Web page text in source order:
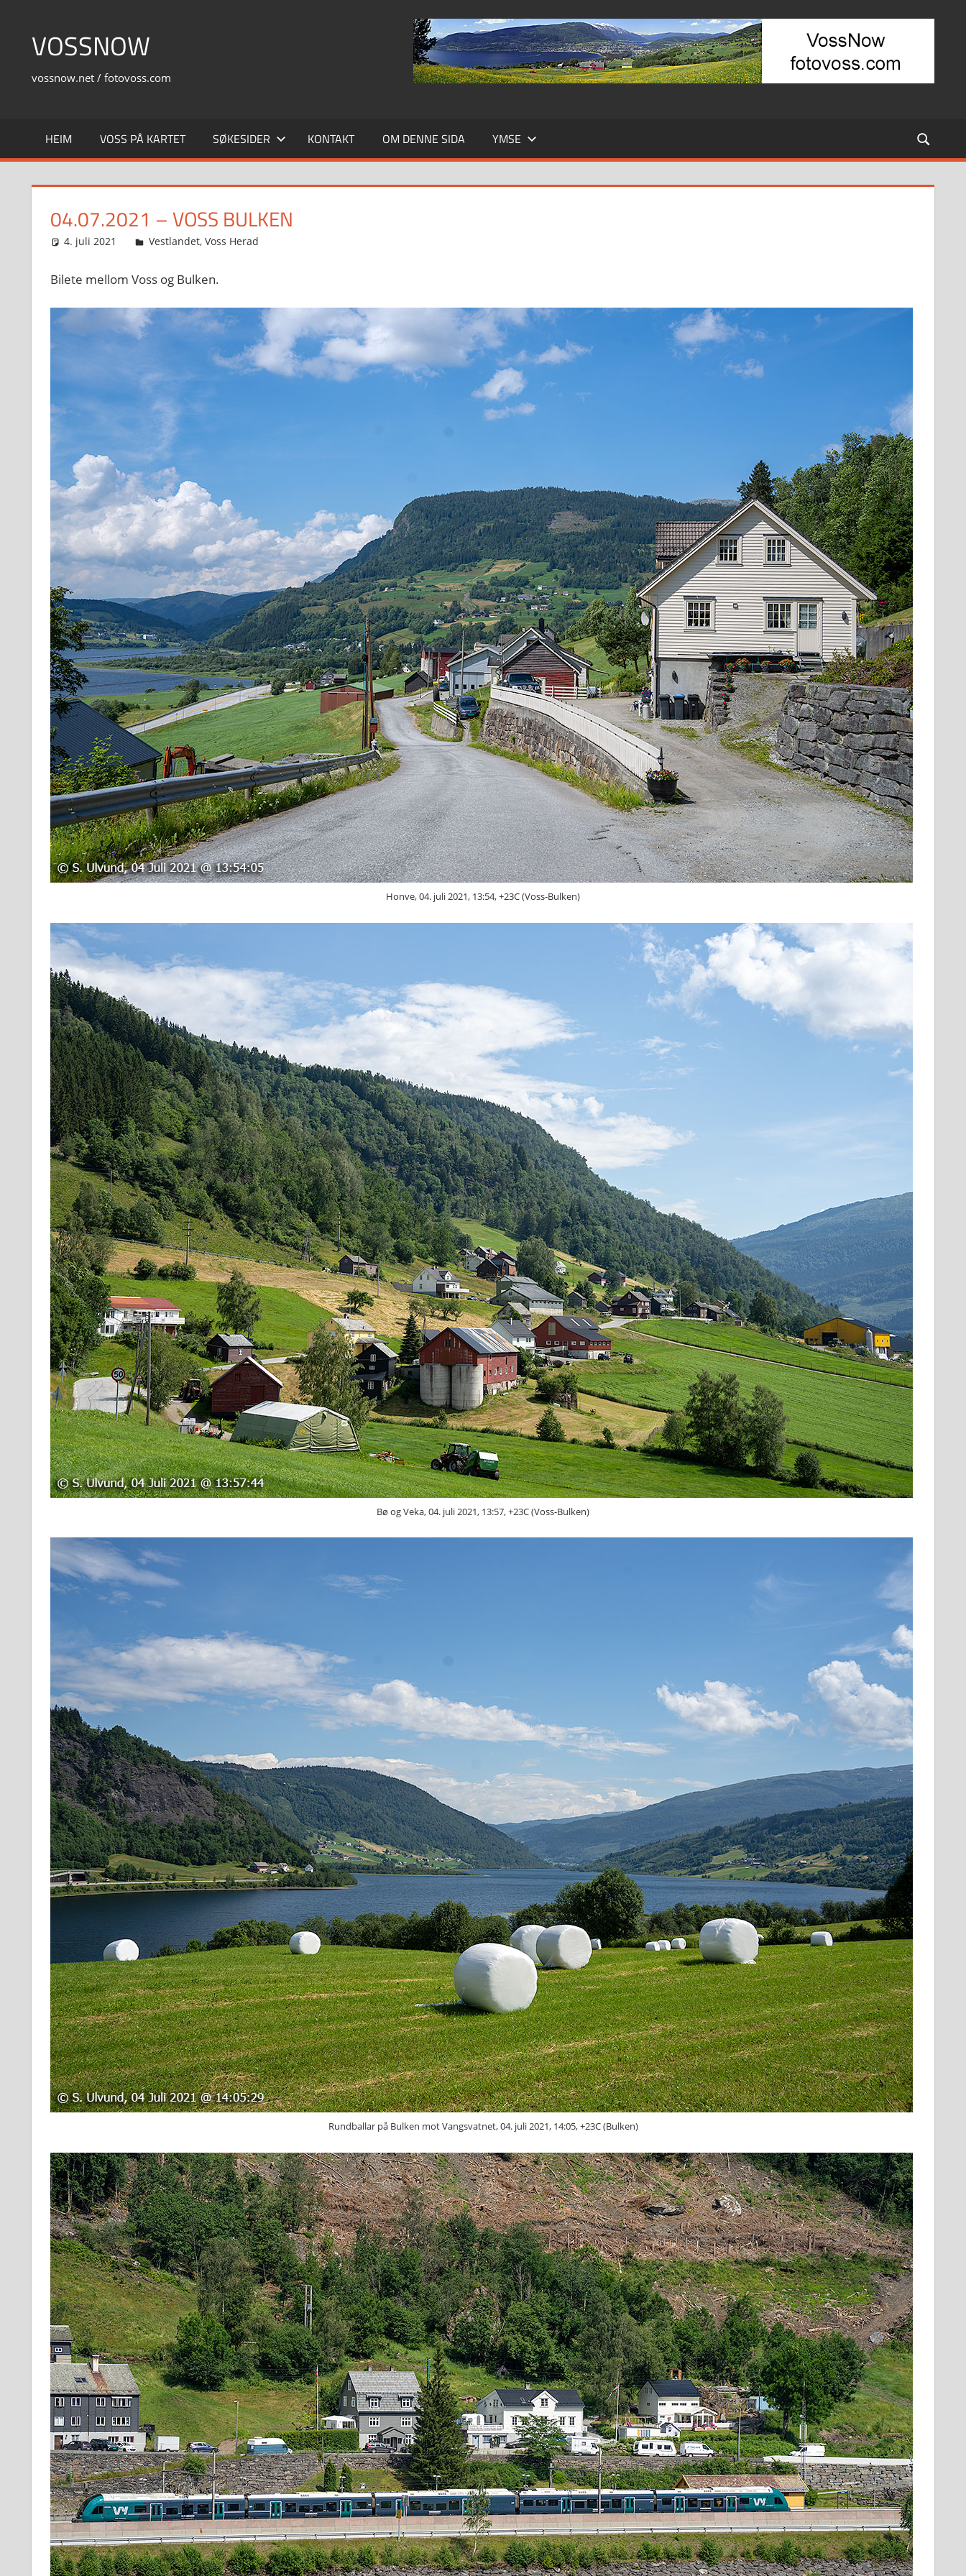
contentVOSSNOW
vossnow.net / fotovoss.com
HEIM VOSS PÅ KARTET SØKESIDER KONTAKT OM DENNE SIDA YMSE
04.07.2021 – VOSS BULKEN
4. juli 2021 Svein
Vestlandet, Voss Herad
Bilete mellom Voss og Bulken.
Honve, 04. juli 2021, 13:54, +23C (Voss-Bulken)
Bø og Veka, 04. juli 2021, 13:57, +23C (Voss-Bulken)
Rundballar på Bulken mot Vangsvatnet, 04. juli 2021, 14:05, +23C (Bulken)